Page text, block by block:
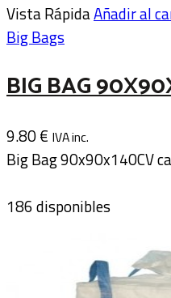
Vista RápidaAñadir al
Big Bags
BIG BAG
9.80€ IVA inc.
Big Bag 90x90x140CV
186 disponibles